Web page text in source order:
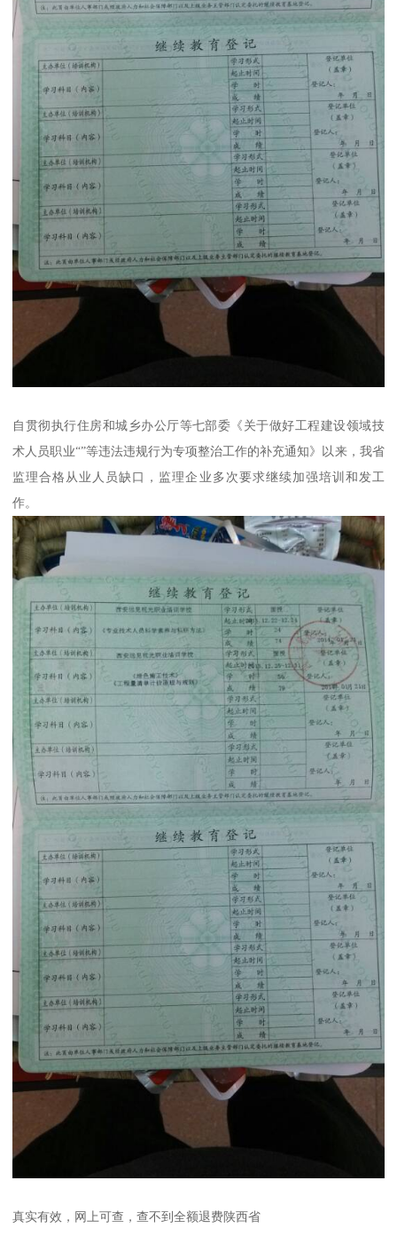
自贯彻执行住房和城乡办公厅等七部委《关于做好工程建设领域技
术人员职业“”等违法违规行为专项整治工作的补充通知》以来，我省
监理合格从业人员缺口，监理企业多次要求继续加强培训和发工
作。
真实有效，网上可查，查不到全额退费陕西省